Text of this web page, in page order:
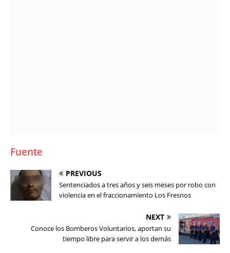
Fuente
PREVIOUS
Sentenciados a tres años y seis meses por robo con
violencia en el fraccionamiento Los Fresnos
NEXT
Conoce los Bomberos Voluntarios, aportan su
tiempo libre para servir a los demás